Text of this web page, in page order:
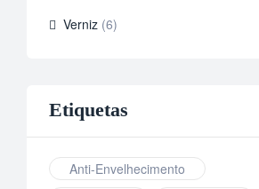
Verniz (6)
Etiquetas
Anti-Envelhecimento